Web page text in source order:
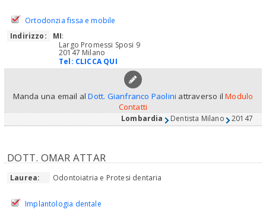
Ortodonzia fissa e mobile
Indirizzo:
MI:
Largo Promessi Sposi 9
20147 Milano
Tel: CLICCA QUI
Manda una email alDott. Gianfranco Paolini attraverso ilModulo
Contatti
Lombardia Dentista Milano 20147
DOTT. OMAR ATTAR
Laurea: Odontoiatria e Protesi dentaria
Implantologia dentale